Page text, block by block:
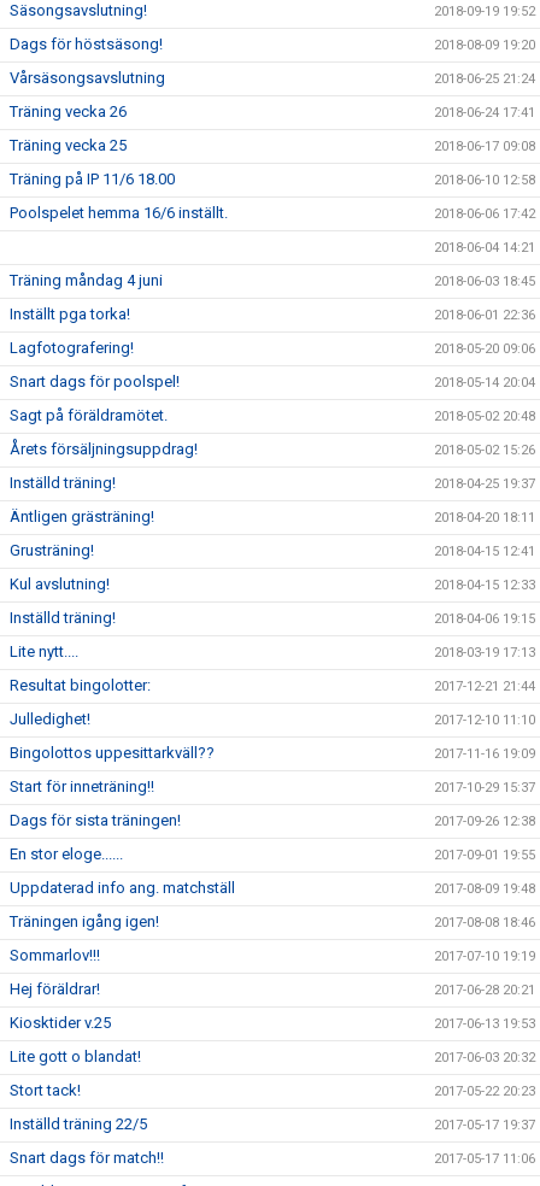
Säsongsavslutning! 2018-09-19 19:52
Dags för höstsäsong! 2018-08-09 19:20
Vårsäsongsavslutning 2018-06-25 21:24
Träning vecka 26 2018-06-24 17:41
Träning vecka 25 2018-06-17 09:08
Träning på IP 11/6 18.00 2018-06-10 12:58
Poolspelet hemma 16/6 inställt. 2018-06-06 17:42
2018-06-04 14:21
Träning måndag 4 juni 2018-06-03 18:45
Inställt pga torka! 2018-06-01 22:36
Lagfotografering! 2018-05-20 09:06
Snart dags för poolspel! 2018-05-14 20:04
Sagt på föräldramötet. 2018-05-02 20:48
Årets försäljningsuppdrag! 2018-05-02 15:26
Inställd träning! 2018-04-25 19:37
Äntligen grästräning! 2018-04-20 18:11
Grusträning! 2018-04-15 12:41
Kul avslutning! 2018-04-15 12:33
Inställd träning! 2018-04-06 19:15
Lite nytt.... 2018-03-19 17:13
Resultat bingolotter: 2017-12-21 21:44
Julledighet! 2017-12-10 11:10
Bingolottos uppesittarkväll?? 2017-11-16 19:09
Start för inneträning!! 2017-10-29 15:37
Dags för sista träningen! 2017-09-26 12:38
En stor eloge...... 2017-09-01 19:55
Uppdaterad info ang. matchställ 2017-08-09 19:48
Träningen igång igen! 2017-08-08 18:46
Sommarlov!!! 2017-07-10 19:19
Hej föräldrar! 2017-06-28 20:21
Kiosktider v.25 2017-06-13 19:53
Lite gott o blandat! 2017-06-03 20:32
Stort tack! 2017-05-22 20:23
Inställd träning 22/5 2017-05-17 19:37
Snart dags för match!! 2017-05-17 11:06